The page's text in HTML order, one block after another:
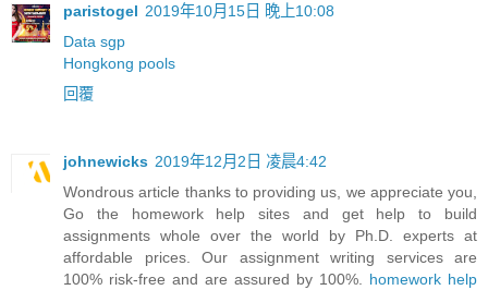
paristogel 2019年10月15日 晚上10:08
Data sgp
Hongkong pools
回覆
johnewicks 2019年12月2日 凌晨4:42
Wondrous article thanks to providing us, we appreciate you,
Go the homework help sites and get help to build
assignments whole over the world by Ph.D. experts at
affordable prices. Our assignment writing services are
100% risk-free and are assured by 100%. homework help